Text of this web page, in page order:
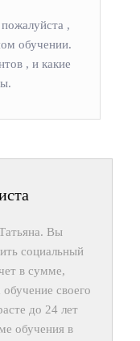
,
обучении.
, и какие
Вы
социальный
в сумме,
своего
до 24 лет
обучения в